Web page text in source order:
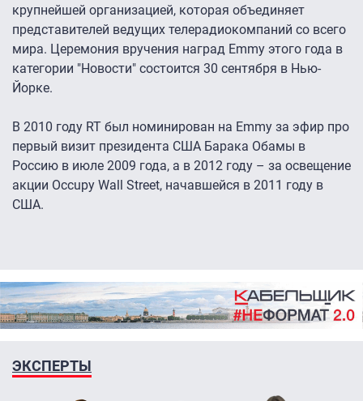
крупнейшей организацией, которая объединяет
представителей ведущих телерадиокомпаний со всего
мира. Церемония вручения наград Emmy этого года в
категории "Новости" состоится 30 сентября в Нью-
Йорке.
В 2010 году RT был номинирован на Emmy за эфир про
первый визит президента США Барака Обамы в
Россию в июле 2009 года, а в 2012 году – за освещение
акции Occupy Wall Street, начавшейся в 2011 году в
США.
ЭКСПЕРТЫ